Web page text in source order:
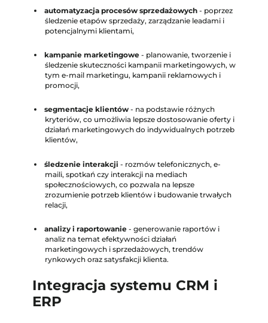
automatyzacja procesów sprzedażowych - poprzez
śledzenie etapów sprzedaży, zarządzanie leadami i
potencjalnymi klientami,
kampanie marketingowe- planowanie, tworzenie i
śledzenie skuteczności kampanii marketingowych, w
tym e-mail marketingu, kampanii reklamowych i
promocji,
segmentacje klientów - na podstawie różnych
kryteriów, co umożliwia lepsze dostosowanie oferty i
działań marketingowych do indywidualnych potrzeb
klientów,
śledzenie interakcji- rozmów telefonicznych, e-
maili, spotkań czy interakcji na mediach
społecznościowych, co pozwala na lepsze
zrozumienie potrzeb klientów i budowanie trwałych
relacji,
analizy i raportowanie- generowanie raportów i
analiz na temat efektywności działań
marketingowych i sprzedażowych, trendów
rynkowych oraz satysfakcji klienta.
Integracja systemu CRM i
ERP